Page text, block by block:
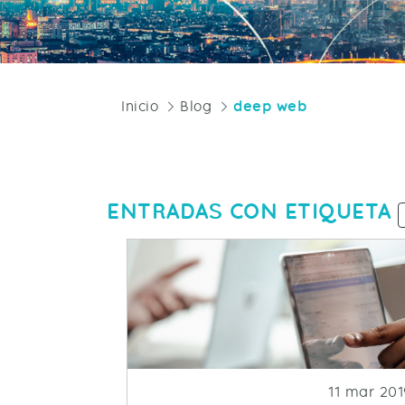
Inicio Blog deep web
ENTRADAS CON ETIQUETA
Fecha de
11 mar